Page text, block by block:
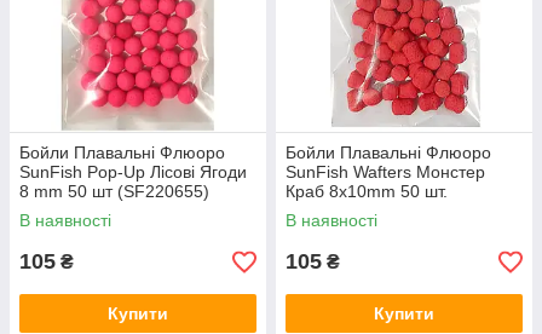
Бойли Плавальні Флюоро
SunFish Pop-Up Лісові Ягоди
8 mm 50 шт (SF220655)
В наявності
105 ₴
Купити
Бойли Плавальні Флюоро
SunFish Wafters Монстер
Краб 8x10mm 50 шт.
В наявності
105 ₴
Купити